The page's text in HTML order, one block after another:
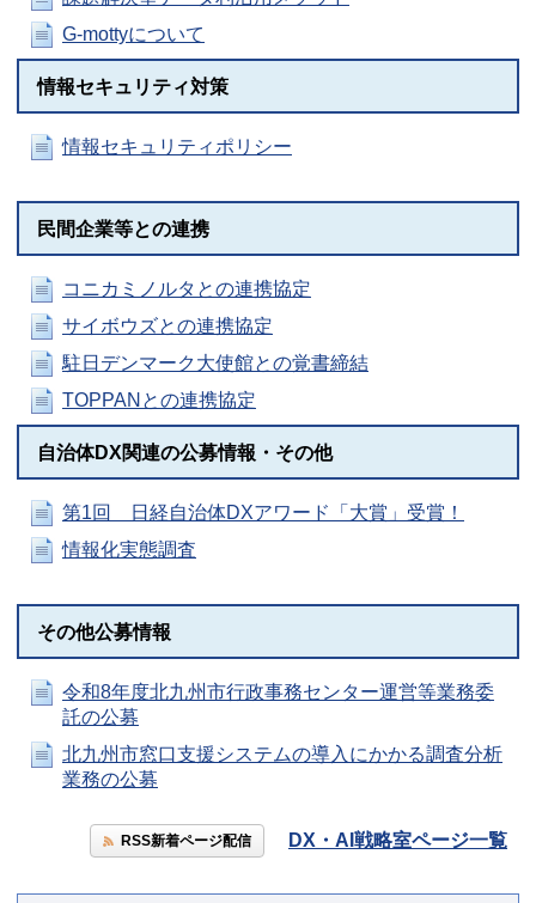
G-mottyについて
情報セキュリティ対策
情報セキュリティポリシー
民間企業等との連携
コニカミノルタとの連携協定
サイボウズとの連携協定
駐日デンマーク大使館との覚書締結
TOPPANとの連携協定
自治体DX関連の公募情報・その他
第1回 日経自治体DXアワード「大賞」受賞！
情報化実態調査
その他公募情報
令和8年度北九州市行政事務センター運営等業務委
託の公募
北九州市窓口支援システムの導入にかかる調査分析
業務の公募
RSS新着ページ配信 DX・AI戦略室ページ一覧